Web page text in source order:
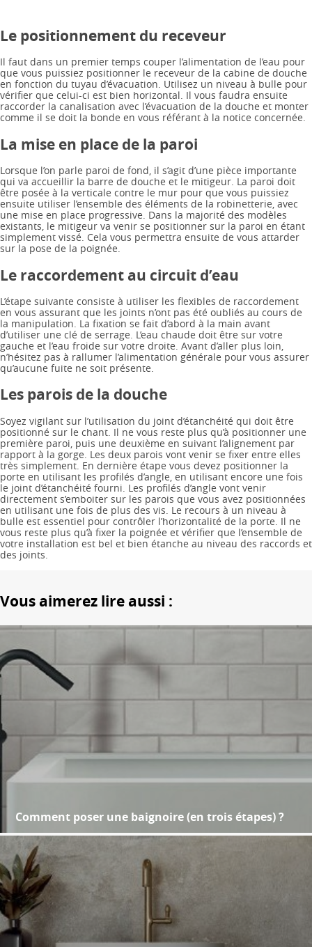
Le positionnement du receveur
Il faut dans un premier temps couper l’alimentation de l’eau pour
que vous puissiez positionner le receveur de la cabine de douche
en fonction du tuyau d’évacuation. Utilisez un niveau à bulle pour
vérifier que celui-ci est bien horizontal. Il vous faudra ensuite
raccorder la canalisation avec l’évacuation de la douche et monter
comme il se doit la bonde en vous référant à la notice concernée.
La mise en place de la paroi
Lorsque l’on parle paroi de fond, il s’agit d’une pièce importante
qui va accueillir la barre de douche et le mitigeur. La paroi doit
être posée à la verticale contre le mur pour que vous puissiez
ensuite utiliser l’ensemble des éléments de la robinetterie, avec
une mise en place progressive. Dans la majorité des modèles
existants, le mitigeur va venir se positionner sur la paroi en étant
simplement vissé. Cela vous permettra ensuite de vous attarder
sur la pose de la poignée.
Le raccordement au circuit d’eau
L’étape suivante consiste à utiliser les flexibles de raccordement
en vous assurant que les joints n’ont pas été oubliés au cours de
la manipulation. La fixation se fait d’abord à la main avant
d’utiliser une clé de serrage. L’eau chaude doit être sur votre
gauche et l’eau froide sur votre droite. Avant d’aller plus loin,
n’hésitez pas à rallumer l’alimentation générale pour vous assurer
qu’aucune fuite ne soit présente.
Les parois de la douche
Soyez vigilant sur l’utilisation du joint d’étanchéité qui doit être
positionné sur le chant. Il ne vous reste plus qu’à positionner une
première paroi, puis une deuxième en suivant l’alignement par
rapport à la gorge. Les deux parois vont venir se fixer entre elles
très simplement. En dernière étape vous devez positionner la
porte en utilisant les profilés d’angle, en utilisant encore une fois
le joint d’étanchéité fourni. Les profilés d’angle vont venir
directement s’emboiter sur les parois que vous avez positionnées
en utilisant une fois de plus des vis. Le recours à un niveau à
bulle est essentiel pour contrôler l’horizontalité de la porte. Il ne
vous reste plus qu’à fixer la poignée et vérifier que l’ensemble de
votre installation est bel et bien étanche au niveau des raccords et
des joints.
Vous aimerez lire aussi :
Comment poser une baignoire (en trois étapes) ?